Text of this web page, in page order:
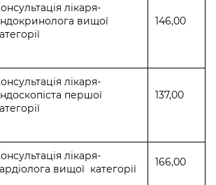
лікаря-
вищої
146,00
лікаря-
першої
137,00
лікаря-
вищої категорії
166,00